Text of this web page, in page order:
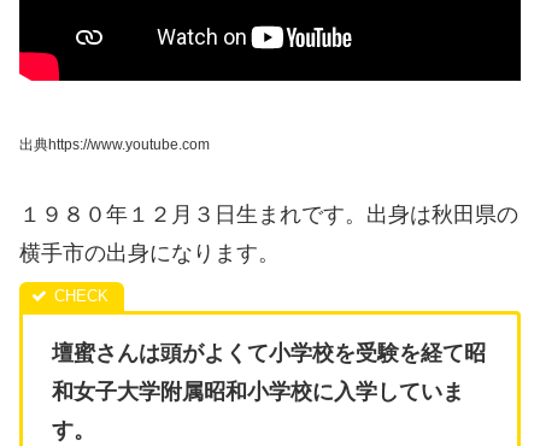
出典https://www.youtube.com
１９８０年１２月３日生まれです。 出身は秋田県の
横手市の出身になります。
壇蜜さんは頭がよくて小学校を受験を経て昭
和女子大学附属昭和小学校に入学していま
す。